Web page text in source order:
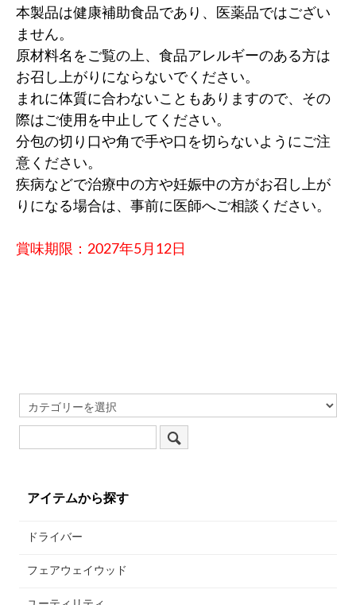
本製品は健康補助食品であり、医薬品ではござい
ません。
原材料名をご覧の上、食品アレルギーのある方は
お召し上がりにならないでください。
まれに体質に合わないこともありますので、その
際はご使用を中止してください。
分包の切り口や角で手や口を切らないようにご注
意ください。
疾病などで治療中の方や妊娠中の方がお召し上が
りになる場合は、事前に医師へご相談ください。
賞味期限：2027年5月12日
アイテムから探す
ドライバー
フェアウェイウッド